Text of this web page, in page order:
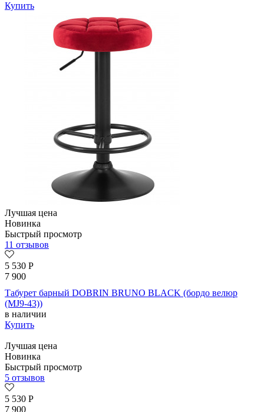
Купить
Лучшая цена
Новинка
Быстрый просмотр
11 отзывов
5 530 Р
7 900
Табурет барный DOBRIN BRUNO BLACK (бордо велюр
(MJ9-43))
в наличии
Купить
Лучшая цена
Новинка
Быстрый просмотр
5 отзывов
5 530 Р
7 900